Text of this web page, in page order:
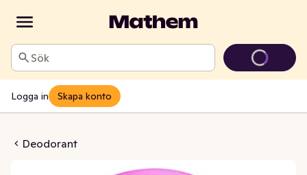
Sök
Logga in Skapa konto
Deodorant
Softness 48h